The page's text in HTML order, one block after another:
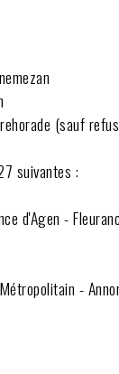
(sauf
suivantes :
d'Agen -
-